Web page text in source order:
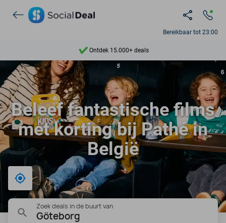
Bereikbaar tot 23:00
Ontdek 15.000+ deals
7 dagen per week beschikbaar
10+ miljoen leden
9,4
Ontdek 15.000+ deals
Beleef fantastische films
met korting bij Pathé in
België
Bij mij in de buurt
Zoek deals in de buurt van
Göteborg